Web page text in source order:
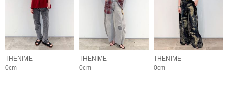
THENIME
0cm
THENIME
0cm
THENIME
0cm